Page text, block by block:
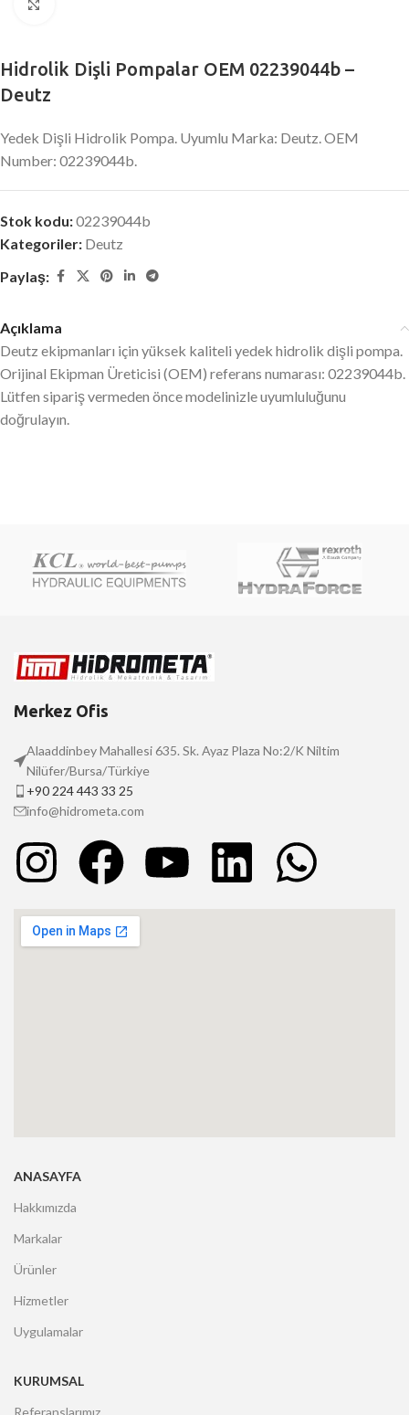
Hidrolik Dişli Pompalar OEM 02239044b –
Deutz
Yedek Dişli Hidrolik Pompa. Uyumlu Marka: Deutz. OEM
Number: 02239044b.
Stok kodu:02239044b
Kategoriler: Deutz
Paylaş:
Açıklama
Deutz ekipmanları için yüksek kaliteli yedek hidrolik dişli pompa.
Orijinal Ekipman Üreticisi (OEM) referans numarası: 02239044b.
Lütfen sipariş vermeden önce modelinizle uyumluluğunu
doğrulayın.
Merkez Ofis
Alaaddinbey Mahallesi 635. Sk. Ayaz Plaza No:2/K Niltim
Nilüfer/Bursa/Türkiye
+90 224 443 33 25
info@hidrometa.com
ANASAYFA
Hakkımızda
Markalar
Ürünler
Hizmetler
Uygulamalar
KURUMSAL
Referanslarımız